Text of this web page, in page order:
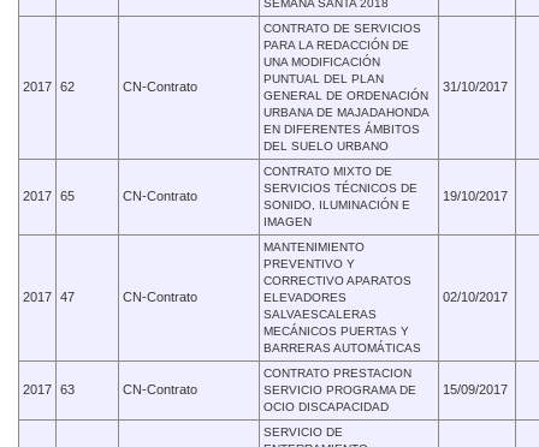
2017 62 CN-Contrato
CONTRATO DE SERVICIOS
PARA LA REDACCIÓN DE
UNA MODIFICACIÓN
PUNTUAL DEL PLAN
GENERAL DE ORDENACIÓN
URBANA DE MAJADAHONDA
EN DIFERENTES ÁMBITOS
DEL SUELO URBANO
31/10/2017
2017 65 CN-Contrato
CONTRATO MIXTO DE
SERVICIOS TÉCNICOS DE
SONIDO, ILUMINACIÓN E
IMAGEN
19/10/2017
2017 47 CN-Contrato
MANTENIMIENTO
PREVENTIVO Y
CORRECTIVO APARATOS
ELEVADORES
SALVAESCALERAS
MECÁNICOS PUERTAS Y
BARRERAS AUTOMÁTICAS
02/10/2017
2017 63 CN-Contrato
CONTRATO PRESTACION
SERVICIO PROGRAMA DE
OCIO DISCAPACIDAD
15/09/2017
SERVICIO DE